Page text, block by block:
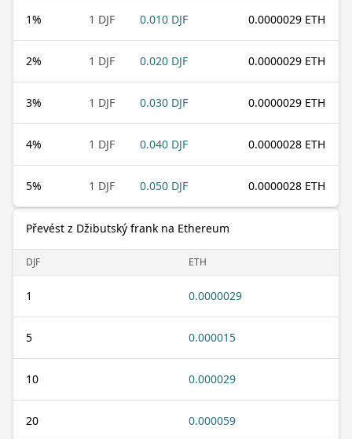
1% 1 DJF 0.010 DJF 0.0000029 ETH
2% 1 DJF 0.020 DJF 0.0000029 ETH
3% 1 DJF 0.030 DJF 0.0000029 ETH
4% 1 DJF 0.040 DJF 0.0000028 ETH
5% 1 DJF 0.050 DJF 0.0000028 ETH
Převést z Džibutský frank na Ethereum
DJF ETH
1 0.0000029
5 0.000015
10 0.000029
20 0.000059